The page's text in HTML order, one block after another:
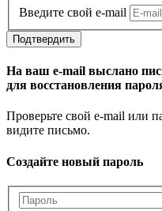
Введите свой e-mail
Подтвердить
На ваш e-mail выслано
для восстановления
Проверьте свой e-mail или
видите письмо.
Создайте новый пароль